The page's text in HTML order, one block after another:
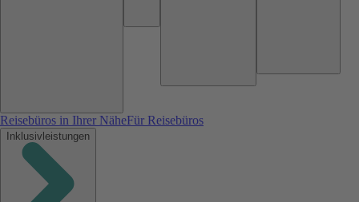
Reisebüros in Ihrer NäheFür Reisebüros
Inklusivleistungen